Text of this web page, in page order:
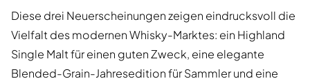
Diese drei Neuerscheinungen zeigen eindrucksvoll die
Vielfalt des modernen Whisky-Marktes: ein Highland
Single Malt für einen guten Zweck, eine elegante
Blended-Grain-Jahresedition für Sammler und eine